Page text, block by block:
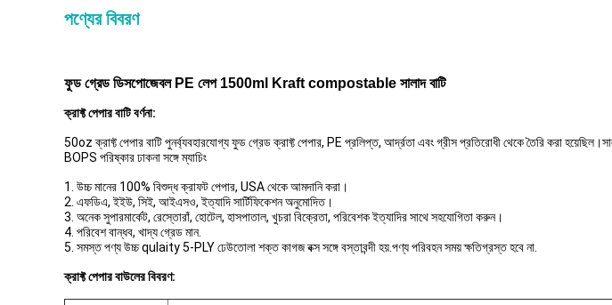
পণ্যের বিবরণ
ফুড গ্রেড ডিসপোজেবল PE লেপ 1500ml Kraft compostable সালাদ বাটি
ক্রাফ্ট পেপার বাটি বর্ণনা:
50oz ক্রাফ্ট পেপার বাটি পুনর্ব্যবহারযোগ্য ফুড গ্রেড ক্রাফ্ট পেপার, PE প্রলিপ্ত, আর্দ্রতা এবং গ্রীস প্রতিরোধী থেকে তৈরি করা
BOPS পরিষ্কার ঢাকনা সঙ্গে ম্যাচিং
1. উচ্চ মানের 100% বিশুদ্ধ ক্রাফট পেপার, USA থেকে আমদানি করা।
2. এফডিএ, ইইউ, সিই, আইএসও, ইত্যাদি সার্টিফিকেশন অনুমোদিত।
3. অনেক সুপারমার্কেট, রেস্তোরাঁ, হোটেল, হাসপাতাল, খুচরা বিক্রেতা, পরিবেশক ইত্যাদির সাথে সহযোগিতা করুন।
4. পরিবেশ বান্ধব, খাদ্য গ্রেড মান.
5. সমস্ত পণ্য উচ্চ qulaity 5-PLY ঢেউতোলা শক্ত কাগজ বক্স সঙ্গে বস্তাবন্দী হয়.পণ্য পরিবহন সময় ক্ষতিগ্রস্ত হবে না.
ক্রাফ্ট পেপার বাউলের ​​বিবরণ: